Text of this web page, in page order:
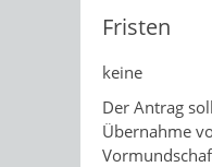
Fristen
keine
Der Antrag
Übernahme